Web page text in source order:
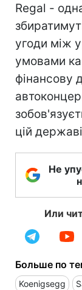
Regal -
угоди між
умовами
фінансову
цій
Не
Или
Больше по
Koenigsegg